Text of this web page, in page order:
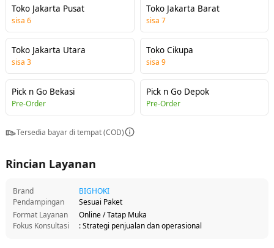
Toko Jakarta Pusat
sisa 6
Toko Jakarta Barat
sisa 7
Toko Jakarta Utara
sisa 3
Toko Cikupa
sisa 9
Pick n Go Bekasi
Pre-Order
Pick n Go Depok
Pre-Order
Tersedia bayar di tempat (COD)
Rincian Layanan
Brand
BIGHOKI
Pendampingan
Sesuai Paket
Format Layanan
Online / Tatap Muka
Fokus Konsultasi
: Strategi penjualan dan operasional